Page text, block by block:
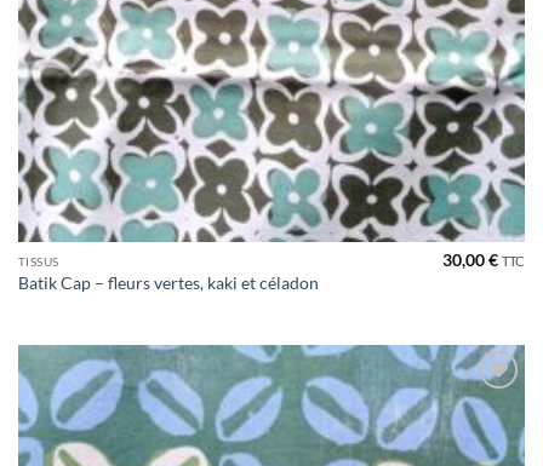
TISSUS
Batik Cap – fleurs vertes, kaki et céladon
30,00€ TTC
Ajouter
à la liste
de
souhaits